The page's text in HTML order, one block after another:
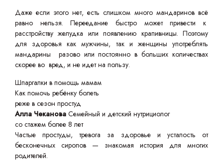
Даже если этого нет, есть слишком много мандаринов всё
равно нельзя. Переедание быстро может привести к
расстройству желудка или появлению крапивницы. Поэтому
для здоровья как мужчины, так и женщины употреблять
мандарины разово или постоянно в больших количествах
скорее во вред, и не идет на пользу.
Шпаргалки в помощь мамам
Как помочь ребёнку болеть
реже в сезон простуд
Алла Чеканова Семейный и детский нутрициолог
со стажем более 8 лет
Частые простуды, тревога за здоровье и усталость от
бесконечных сиропов — знакомая история для многих
родителей.